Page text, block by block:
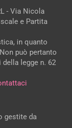
- Via Nicola
e Partita
in quanto
può pertanto
legge n. 62
gestite da